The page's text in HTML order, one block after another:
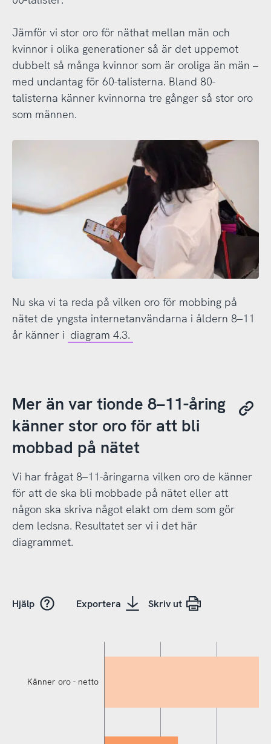
Jämför vi stor oro för näthat mellan män och
kvinnor i olika generationer så är det uppemot
dubbelt så många kvinnor som är oroliga än män –
med undantag för 60-talisterna. Bland 80-
talisterna känner kvinnorna tre gånger så stor oro
som männen.
Nu ska vi ta reda på vilken oro för mobbing på
nätet de yngsta internetanvändarna i åldern 8–11
år känner i diagram 4.3.
Mer än var tionde 8–11-åring
känner stor oro för att bli
mobbad på nätet
Vi har frågat 8–11-åringarna vilken oro de känner
för att de ska bli mobbade på nätet eller att
någon ska skriva något elakt om dem som gör
dem ledsna. Resultatet ser vi i det här
diagrammet.
Hjälp Exportera Skriv ut
Känner oro - netto